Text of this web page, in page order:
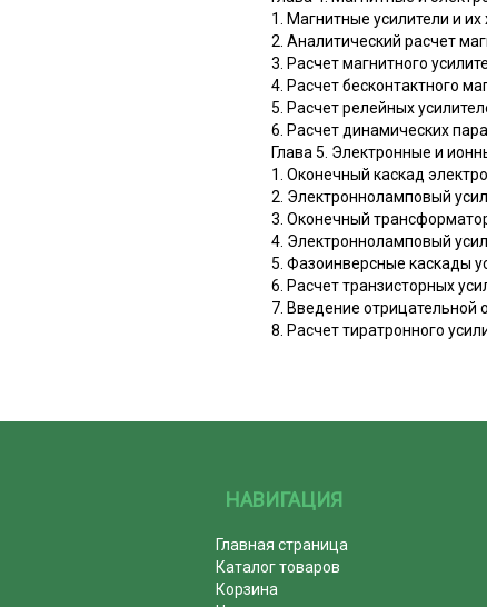
1. Магнитные усилители и их
2. Аналитический расчет
3. Расчет магнитного
4. Расчет бесконтактного
5. Расчет релейных
6. Расчет динамических
Глава 5. Электронные и
1. Оконечный каскад
2. Электронноламповый
3. Оконечный
4. Электронноламповый
5. Фазоинверсные каскады
6. Расчет транзисторных
7. Введение отрицательной
8. Расчет тиратронного
НАВИГАЦИЯ
Главная страница
Каталог товаров
Корзина